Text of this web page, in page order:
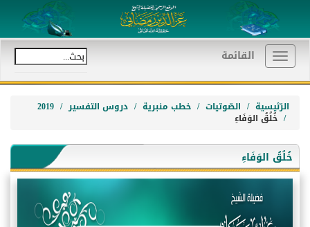
Toggle
navigation
القائمة
الرّئيسية الصّوتيات خطب منبرية دروس التفسير 2019
خُلُقُ الوَفَاءِ
خُلُقُ الوَفَاءِ